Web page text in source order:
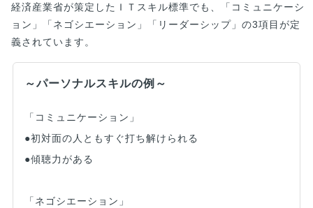
経済産業省が策定したＩＴスキル標準でも、「コミュニケーシ
ョン」「ネゴシエーション」「リーダーシップ」の3項目が定
義されています。
～パーソナルスキルの例～
「コミュニケーション」
●初対面の人ともすぐ打ち解けられる
●傾聴力がある
「ネゴシエーション」